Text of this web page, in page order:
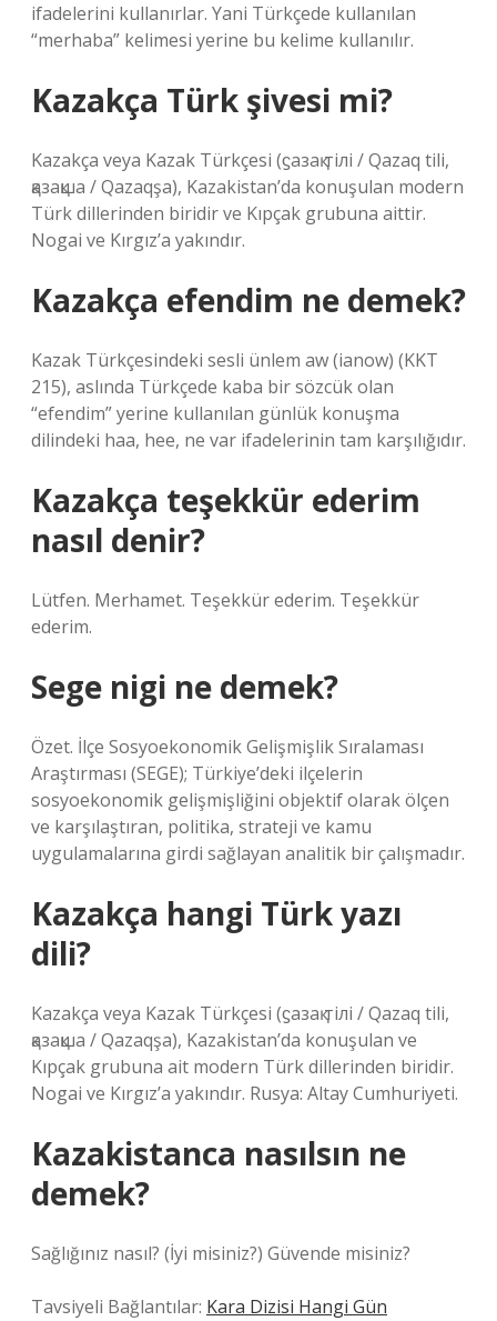
ifadelerini kullanırlar. Yani Türkçede kullanılan
“merhaba” kelimesi yerine bu kelime kullanılır.
Kazakça Türk şivesi mi?
Kazakça veya Kazak Türkçesi (ϛазақ тілі / Qazaq tili,
қазақша / Qazaqşa), Kazakistan’da konuşulan modern
Türk dillerinden biridir ve Kıpçak grubuna aittir.
Nogai ve Kırgız’a yakındır.
Kazakça efendim ne demek?
Kazak Türkçesindeki sesli ünlem aw (ianow) (KKT
215), aslında Türkçede kaba bir sözcük olan
“efendim” yerine kullanılan günlük konuşma
dilindeki haa, hee, ne var ifadelerinin tam karşılığıdır.
Kazakça teşekkür ederim
nasıl denir?
Lütfen. Merhamet. Teşekkür ederim. Teşekkür
ederim.
Sege nigi ne demek?
Özet. İlçe Sosyoekonomik Gelişmişlik Sıralaması
Araştırması (SEGE); Türkiye’deki ilçelerin
sosyoekonomik gelişmişliğini objektif olarak ölçen
ve karşılaştıran, politika, strateji ve kamu
uygulamalarına girdi sağlayan analitik bir çalışmadır.
Kazakça hangi Türk yazı
dili?
Kazakça veya Kazak Türkçesi (ϛазақ тілі / Qazaq tili,
қазақша / Qazaqşa), Kazakistan’da konuşulan ve
Kıpçak grubuna ait modern Türk dillerinden biridir.
Nogai ve Kırgız’a yakındır. Rusya: Altay Cumhuriyeti.
Kazakistanca nasılsın ne
demek?
Sağlığınız nasıl? (İyi misiniz?) Güvende misiniz?
Tavsiyeli Bağlantılar: Kara Dizisi Hangi Gün